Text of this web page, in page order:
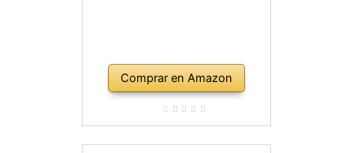
Comprar en Amazon